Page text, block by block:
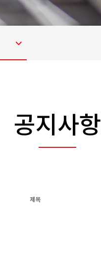
공지사항
제목